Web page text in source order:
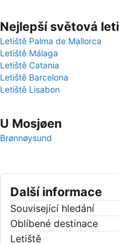
Nejlepší světová
Letiště Palma de Mallorca
Letiště Málaga
Letiště Catania
Letiště Barcelona
Letiště Lisabon
U Mosjøen
Brønnøysund
Další informace
Související hledání
Oblíbené destinace
Letiště